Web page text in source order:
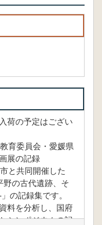
荷の予定はござい
育委員会・愛媛県
展の記録
と共同開催した
野の古代遺跡、そ
の記録集です。
料を分析し、国府
シンポジウムの記